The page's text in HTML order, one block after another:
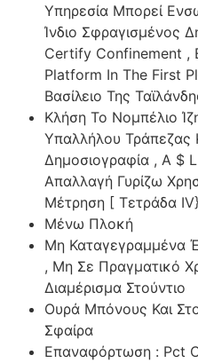
Υπηρεσία Μπορεί
Ίνδιο Σφραγισμένος
Certify Confinement ,
Platform In The First
Βασίλειο Της
Κλήση Το Νομπέλιο
Υπαλλήλου Τράπεζας
Δημοσιογραφία , A $
Απαλλαγή Γυρίζω
Μέτρηση [ Τετράδα
Μένω Πλοκή
Μη Καταγεγραμμένα
, Μη Σε Πραγματικό
Διαμέρισμα Στούντιο
Ουρά Μπόνους Και
Σφαίρα
Επαναφόρτωση : Pct